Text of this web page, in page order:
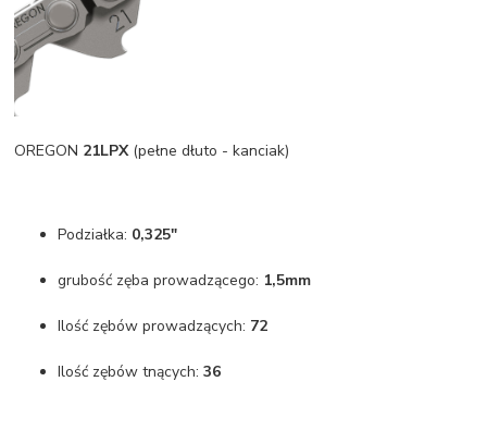
OREGON 21LPX(pełne dłuto - kanciak)
Podziałka: 0,325"
grubość zęba prowadzącego: 1,5mm
Ilość zębów prowadzących: 72
Ilość zębów tnących: 36